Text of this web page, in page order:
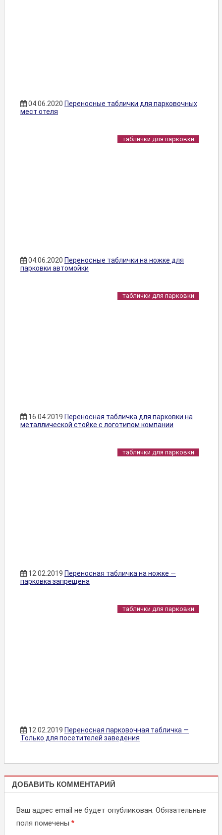
04.06.2020 Переносные таблички для парковочных
мест отеля
таблички для парковки
04.06.2020 Переносные таблички на ножке для
парковки автомойки
таблички для парковки
16.04.2019 Переносная табличка для парковки на
металлической стойке с логотипом компании
таблички для парковки
12.02.2019 Переносная табличка на ножке —
парковка запрещена
таблички для парковки
12.02.2019 Переносная парковочная табличка —
Только для посетителей заведения
ТАБЛИЧКИ
ДЛЯ
ДОБАВИТЬ КОММЕНТАРИЙ
Ваш адрес email не будет опубликован. Обязательные
поля помечены *